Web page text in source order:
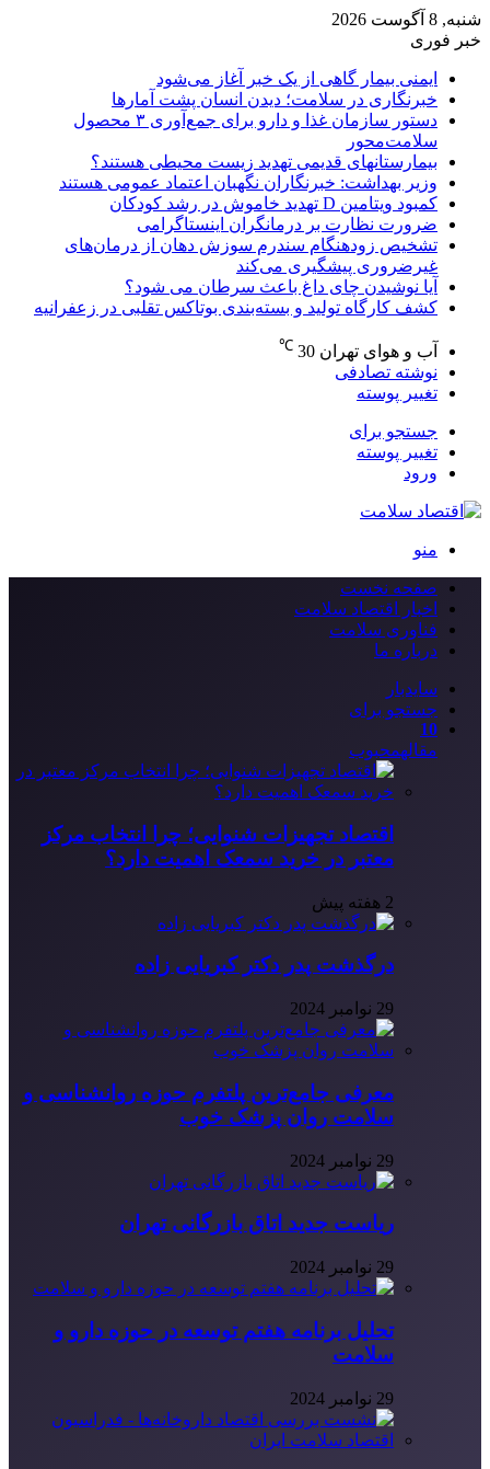
شنبه, 8 آگوست 2026
خبر فوری
ایمنی بیمار گاهی از یک خبر آغاز می‌شود
خبرنگاری در سلامت؛ دیدن انسان پشت آمارها
دستور سازمان غذا و دارو برای جمع‌آوری ۳ محصول
سلامت‌محور
بیمارستانهای قدیمی تهدید زیست محیطی هستند؟
وزیر بهداشت: خبرنگاران نگهبان اعتماد عمومی هستند
کمبود ویتامین D تهدید خاموش در رشد کودکان
ضرورت نظارت بر درمانگران اینستاگرامی
تشخیص زودهنگام سندرم سوزش دهان از درمان‌های
غیرضروری پیشگیری می‌کند
آیا نوشیدن چای داغ باعث سرطان می شود؟
کشف کارگاه تولید و بسته‌بندی بوتاکس تقلبی در زعفرانیه
آب و هوای تهران 30
℃
نوشته تصادفی
تغییر پوسته
جستجو برای
تغییر پوسته
ورود
منو
صفحه نخست
اخبار اقتصاد سلامت
فناوری سلامت
درباره ما
سایدبار
جستجو برای
10
مقالهمحبوب
اقتصاد تجهیزات شنوایی؛ چرا انتخاب مرکز
معتبر در خرید سمعک اهمیت دارد؟
2 هفته پیش
درگذشت پدر دکتر کبریایی زاده
29 نوامبر 2024
معرفی جامع‌ترین پلتفرم حوزه روانشناسی و
سلامت روان پزشک خوب
29 نوامبر 2024
ریاست جدید اتاق بازرگانی تهران
29 نوامبر 2024
تحلیل برنامه هفتم توسعه در حوزه دارو و
سلامت
29 نوامبر 2024